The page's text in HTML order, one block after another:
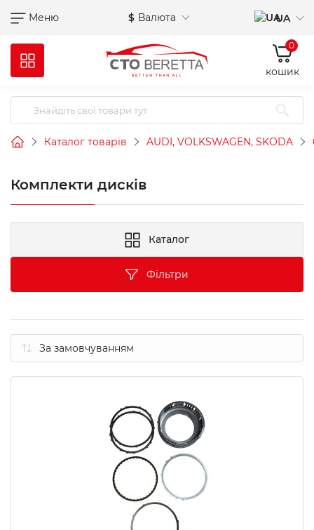
Меню $ Валюта UA
0
кошик
Каталог товарів AUDI, VOLKSWAGEN, SKODA
Комплекти дисків
Каталог
Фільтри